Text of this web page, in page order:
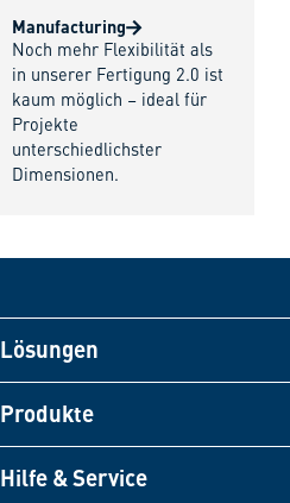
Manufacturing
Noch mehr Flexibilität als
in unserer Fertigung 2.0 ist
kaum möglich – ideal für
Projekte
unterschiedlichster
Dimensionen.
Lösungen
Produkte
Hilfe & Service